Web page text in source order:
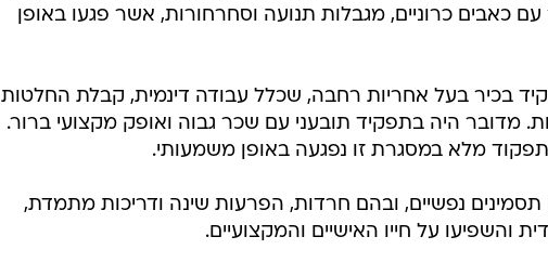
כאבים כרוניים, מגבלות תנועה וסחרחורות, אשר פגעו באופן
בכיר בעל אחריות רחבה, שכלל עבודה דינמית, קבלת החלטות
מדובר היה בתפקיד תובעני עם שכר גבוה ואופק מקצועי ברור.
מלא במסגרת זו נפגעה באופן משמעותי.
נפשיים, ובהם חרדות, הפרעות שינה ודריכות מתמדת,
על חייו האישיים והמקצועיים.